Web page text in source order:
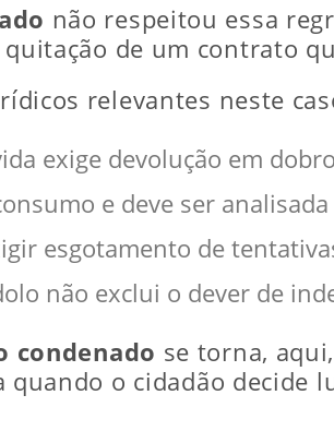
não respeitou essa
de um contrato
relevantes neste
exige devolução em
e deve ser
esgotamento de
não exclui o dever de
condenado se torna,
quando o cidadão decide